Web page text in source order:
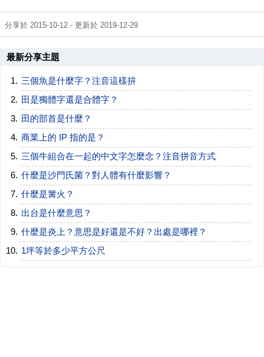
分享於 2015-10-12 - 更新於 2019-12-29
最新分享主題
三個魚是什麼字？注音這樣拚
田是獨體字還是合體字？
田的部首是什麼？
商業上的 IP 指的是？
三個牛組合在一起的中文字怎麼念？注音拼音方式
什麼是沙門氏菌？對人體有什麼影響？
什麼是篝火？
出台是什麼意思？
什麼是炎上？意思是好還是不好？出處是哪裡？
1坪等於多少平方公尺